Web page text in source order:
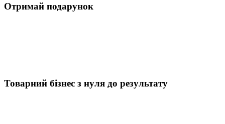
Отримай подарунок
Товарний бізнес з нуля до результату